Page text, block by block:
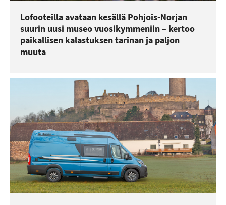
Lofooteilla avataan kesällä Pohjois-Norjan
suurin uusi museo vuosikymmeniin – kertoo
paikallisen kalastuksen tarinan ja paljon
muuta